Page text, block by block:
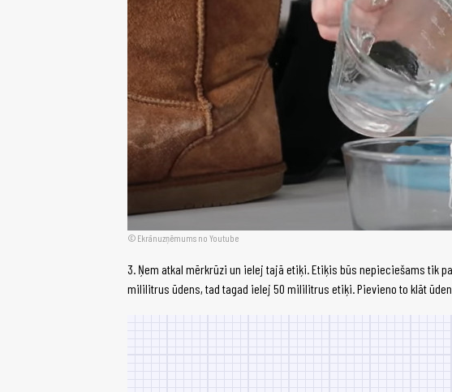
Ekrānuzņēmums no Youtube
3. Ņem atkal mērkrūzi un ielej tajā etiķi. Etiķis būs nepieciešams tik
mililitrus ūdens, tad tagad ielej 50 mililitrus etiķi. Pievieno to klāt